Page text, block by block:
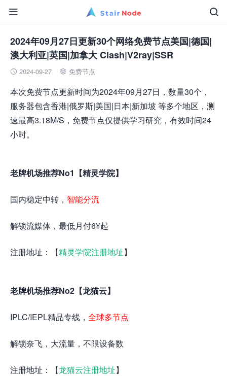


2024年09月27日更新30个网络免费节点美国|德国|
澳大利亚|英国|加拿大 Clash|V2ray|SSR
 2024-09-27  免费节点
本次免费节点更新时间为2024年09月27日，数量30个，
服务器包含香港|俄罗斯|美国|日本|新加坡 等多个地区，测
速最高3.18M/S，免费节点仅提供学习研究，有效时间24
小时。
老牌机场推荐No1【精灵学院】
国内稳定中转， 智能分流
解锁流媒体，最低月付6¥起
注册地址：【精灵学院注册地址】
老牌机场推荐No2【龙猫云】
IPLC/IEPL精品专线， 全球多节点
解锁奈飞，大流量，不限设备数
注册地址：【龙猫云注册地址】